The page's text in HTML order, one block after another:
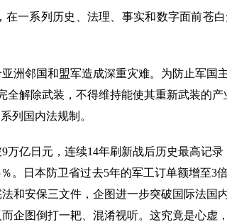
一系列历史、法理、事实和数字面前苍
洲邻国和盟军造成深重灾难。为防止军国
解除武装，不得维持能使其重新武装的
列国内法规制。
亿日元，连续14年刷新战后历史最高记
。日本防卫省过去5年的军工订单额增至3
和安保三文件，企图进一步突破国际法国
企图倒打一耙、混淆视听。这究竟是心虚